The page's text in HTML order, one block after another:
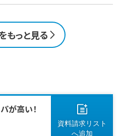
ていきましょ
特徴まで、はじ
場と事務の連携
さい。 この1ペー
主な機能、メリッ
設業で販売管
入時に意識し
もっと見る
が高い！
資料請求リスト
へ追加